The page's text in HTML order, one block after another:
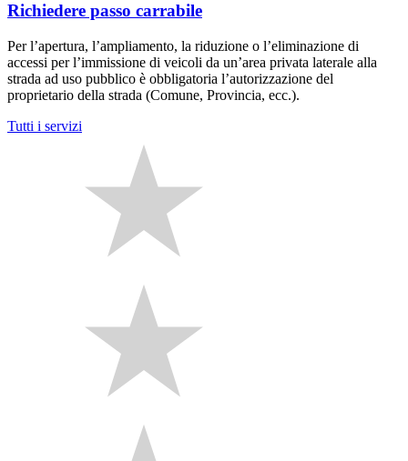
Richiedere passo carrabile
Per l’apertura, l’ampliamento, la riduzione o l’eliminazione di
accessi per l’immissione di veicoli da un’area privata laterale alla
strada ad uso pubblico è obbligatoria l’autorizzazione del
proprietario della strada (Comune, Provincia, ecc.).
Tutti i servizi